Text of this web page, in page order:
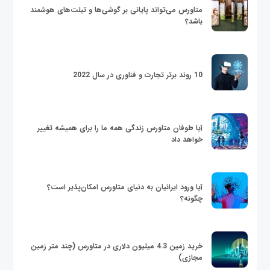
متاورس می‌تواند پایانی بر گوشی‌ها و تبلت‌های هوشمند
باشد؟
10 روند برتر تجارت و فناوری در سال 2022
آیا طوفان متاورس زندگی همه ما را برای همیشه تغییر
خواهد داد
آیا ورود ایرانیان به دنیای متاورس امکان‌پذیر است؟
چگونه؟
خرید زمین 4.3 میلیون دلاری در متاورس (چند متر زمین
مجازی)